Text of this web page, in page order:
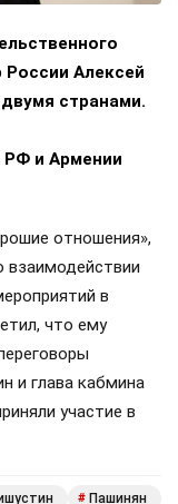
Алексей
странами.
РФ и Армении
отношения»,
взаимодействии
в
что ему
и глава кабмина
участие в
# Пашинян